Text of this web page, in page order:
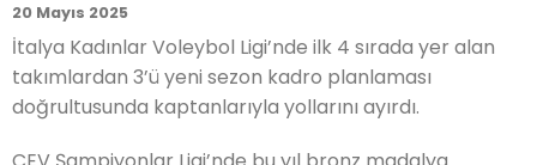
20 Mayıs 2025
İtalya Kadınlar Voleybol Ligi’nde ilk 4 sırada yer alan
takımlardan 3’ü yeni sezon kadro planlaması
doğrultusunda kaptanlarıyla yollarını ayırdı.